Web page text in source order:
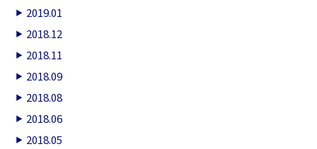
2019.01
2018.12
2018.11
2018.09
2018.08
2018.06
2018.05